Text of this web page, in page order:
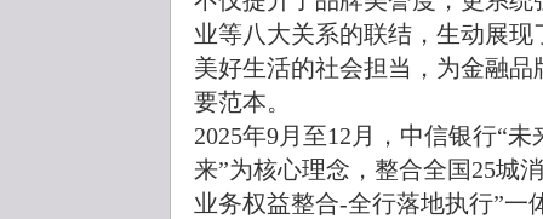
业等八大关系的联结，生动展
美好生活的社会担当，为金融
要范本。
2025年9月至12月，中信银行“
来”为核心理念，整合全国25城
业务权益整合-全行落地执行”一